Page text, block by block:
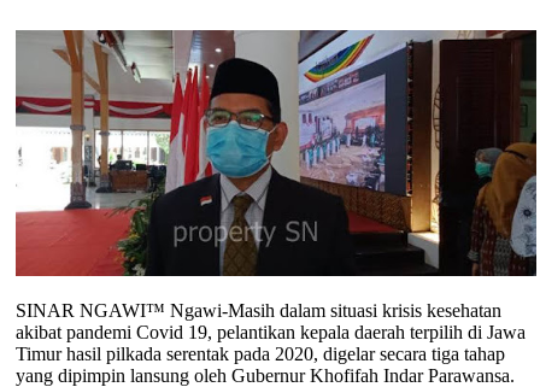
SINAR NGAWI™ Ngawi-Masih dalam situasi krisis kesehatan
akibat pandemi Covid 19, pelantikan kepala daerah terpilih di Jawa
Timur hasil pilkada serentak pada 2020, digelar secara tiga tahap
yang dipimpin lansung oleh Gubernur Khofifah Indar Parawansa.